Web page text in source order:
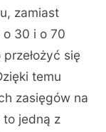
zamiast
o 30 i o 70
się
temu
zasięgów na
to jedną z